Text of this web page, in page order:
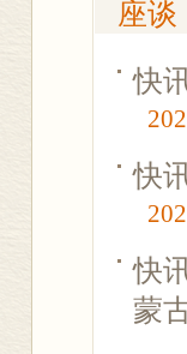
座谈
快
快
快
蒙